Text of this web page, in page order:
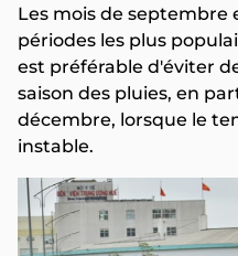
Les mois de septembre
périodes les plus
est préférable d'éviter
saison des pluies, en
décembre, lorsque le
instable.